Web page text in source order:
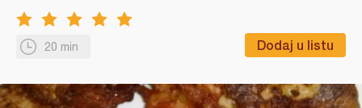
20 min Dodaj u listu